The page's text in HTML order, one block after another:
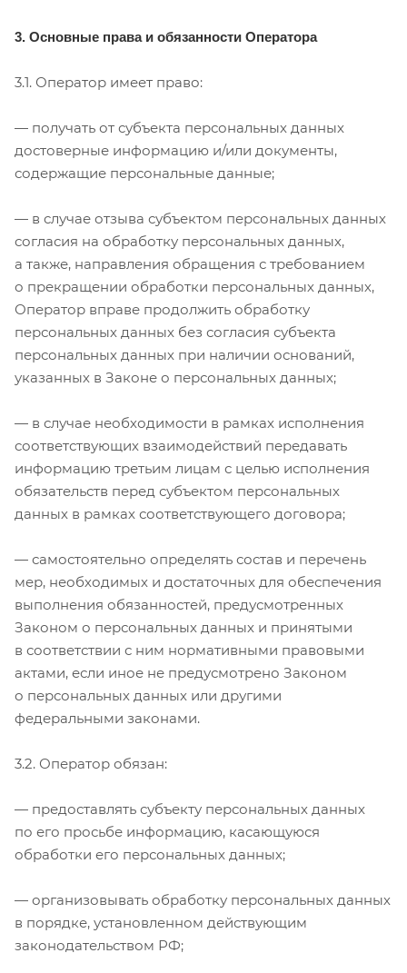
3. Основные права и обязанности Оператора
3.1. Оператор имеет право:
— получать от субъекта персональных данных
достоверные информацию и/или документы,
содержащие персональные данные;
— в случае отзыва субъектом персональных данных
согласия на обработку персональных данных,
а также, направления обращения с требованием
о прекращении обработки персональных данных,
Оператор вправе продолжить обработку
персональных данных без согласия субъекта
персональных данных при наличии оснований,
указанных в Законе о персональных данных;
— в случае необходимости в рамках исполнения
соответствующих взаимодействий передавать
информацию третьим лицам с целью исполнения
обязательств перед субъектом персональных
данных в рамках соответствующего договора;
— самостоятельно определять состав и перечень
мер, необходимых и достаточных для обеспечения
выполнения обязанностей, предусмотренных
Законом о персональных данных и принятыми
в соответствии с ним нормативными правовыми
актами, если иное не предусмотрено Законом
о персональных данных или другими
федеральными законами.
3.2. Оператор обязан:
— предоставлять субъекту персональных данных
по его просьбе информацию, касающуюся
обработки его персональных данных;
— организовывать обработку персональных данных
в порядке, установленном действующим
законодательством РФ;